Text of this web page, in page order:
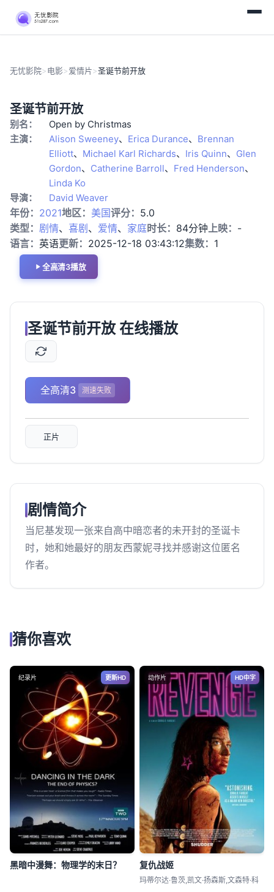
无忧影院>电影>爱情片>圣诞节前开放
圣诞节前开放
别名：
Open by Christmas
主演：
Alison Sweeney、 Erica Durance、 Brennan
Elliott、 Michael Karl Richards、 Iris Quinn、 Glen
Gordon、 Catherine Barroll、 Fred Henderson、
Linda Ko
导演：
David Weaver
年份： 2021地区： 美国评分： 5.0
类型： 剧情、 喜剧 、 爱情、 家庭时长： 84分钟上映： -
语言： 英语更新： 2025-12-18 03:43:12集数： 1
全高清3播放
圣诞节前开放 在线播放
全高清3 测速失败
正片
剧情简介
当尼基发现一张来自高中暗恋者的未开封的圣诞卡
时，她和她最好的朋友西蒙妮寻找并感谢这位匿名
作者。
猜你喜欢
纪录片 更新HD
黑暗中漫舞：物理学的末日？
动作片 HD中字
复仇战姬
玛蒂尔达·鲁茨,凯文·扬森斯,文森特·科